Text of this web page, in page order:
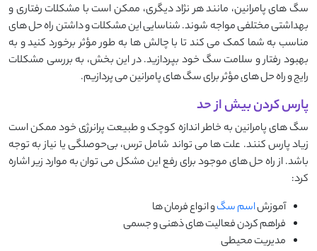
سگ ‌های پامرانین، مانند هر نژاد دیگری، ممکن است با مشکلات رفتاری و
بهداشتی مختلفی مواجه شوند. شناسایی این مشکلات و داشتن راه ‌حل ‌های
مناسب به شما کمک می‌ کند تا با چالش ‌ها به طور مؤثر برخورد کنید و به
بهبود رفتار و سلامت سگ خود بپردازید. در این بخش، به بررسی مشکلات
رایج و راه ‌حل ‌های مؤثر برای سگ ‌های پامرانین می ‌پردازیم.
پارس کردن بیش از حد
سگ ‌های پامرانین به خاطر اندازه کوچک و طبیعت پرانرژی خود ممکن است
زیاد پارس کنند. علت ‌ها می ‌تواند شامل ترس، بی‌حوصلگی یا نیاز به توجه
باشد. از راه حل های موجود برای رفع این مشکل می توان به موارد زیر اشاره
کرد:
آموزشاسم سگو انواع فرمان ها
فراهم کردن فعالیت های ذهنی و جسمی
مدیریت محیطی